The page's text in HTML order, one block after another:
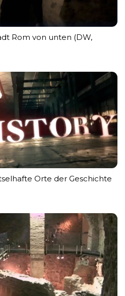
Rom von unten (DW,
Orte der Geschichte